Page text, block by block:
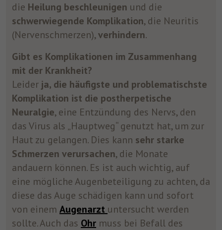
die Heilung beschleunigen und die
schwerwiegende Komplikation, die Neuritis
(Nervenschmerzen),verhindern.
Gibt es Komplikationen im Zusammenhang
mit der Krankheit?
Leider ja, die häufigste und problematischste
Komplikation ist die postherpetische
Neuralgie, eine Entzündung des Nervs, den
das Virus als „Hauptweg“ genutzt hat, um zur
Haut zu gelangen. Dies kann sehr starke
Schmerzen verursachen, die Monate
andauern können. Es ist auch wichtig, auf
eine mögliche Augenbeteiligung zu achten, da
diese das Auge schädigen kann und sofort
von einem Augenarzt untersucht werden
sollte. Auch das Ohr muss bei Befall des